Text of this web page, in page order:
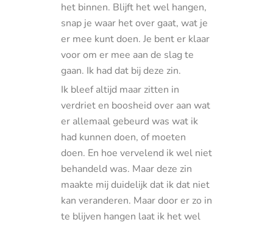
het binnen. Blijft het wel hangen,
snap je waar het over gaat, wat je
er mee kunt doen. Je bent er klaar
voor om er mee aan de slag te
gaan. Ik had dat bij deze zin.
Ik bleef altijd maar zitten in
verdriet en boosheid over aan wat
er allemaal gebeurd was wat ik
had kunnen doen, of moeten
doen. En hoe vervelend ik wel niet
behandeld was. Maar deze zin
maakte mij duidelijk dat ik dat niet
kan veranderen. Maar door er zo in
te blijven hangen laat ik het wel